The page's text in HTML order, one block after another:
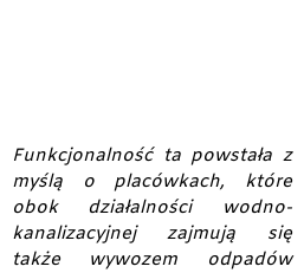
Funkcjonalność ta powstała z
myślą o placówkach, które
obok działalności wodno-
kanalizacyjnej zajmują się
także wywozem odpadów